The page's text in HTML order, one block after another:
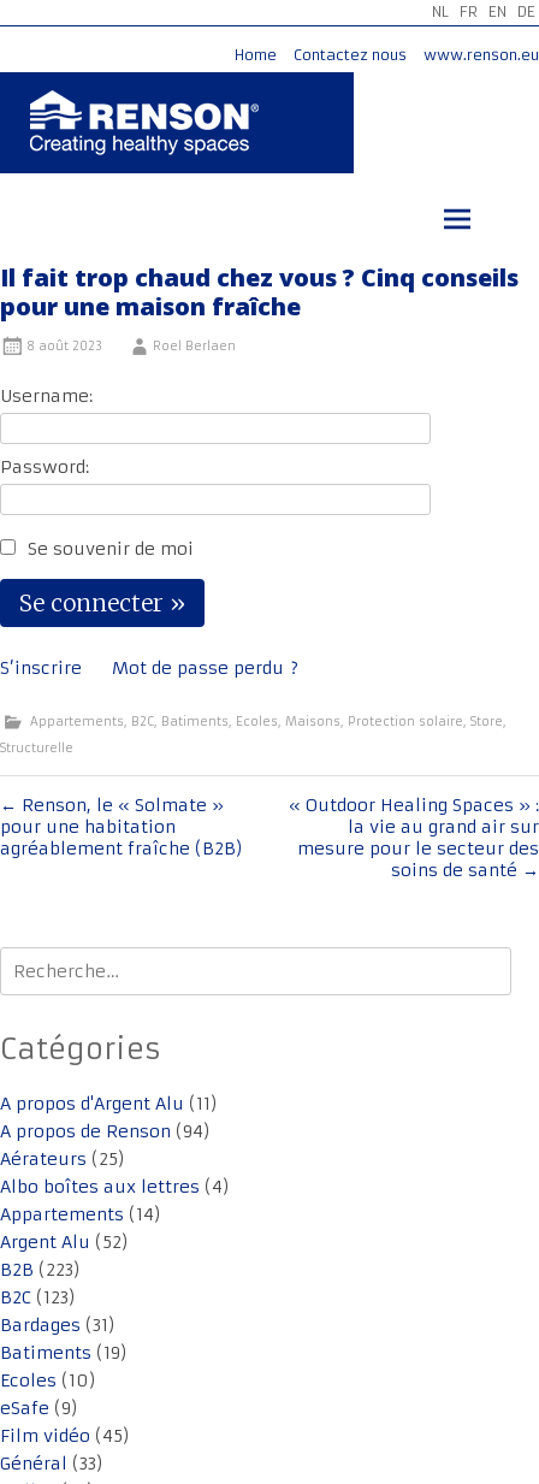
NL FR EN DE
Home Contactez nous www.renson.eu
Il fait trop chaud chez vous ? Cinq conseils
pour une maison fraîche
8 août 2023 Roel Berlaen
Username:
Password:
Se souvenir de moi
S’inscrire Mot de passe perdu ?
Appartements, B2C, Batiments, Ecoles, Maisons, Protection solaire, Store,
Structurelle
Navigation
de
← Renson, le « Solmate »
pour une habitation
agréablement fraîche (B2B)
« Outdoor Healing Spaces » :
la vie au grand air sur
mesure pour le secteur des
soins de santé →
Rechercher :
Catégories
A propos d'Argent Alu (11)
A propos de Renson (94)
Aérateurs (25)
Albo boîtes aux lettres (4)
Appartements (14)
Argent Alu (52)
B2B (223)
B2C (123)
Bardages (31)
Batiments (19)
Ecoles (10)
eSafe (9)
Film vidéo (45)
Général (33)